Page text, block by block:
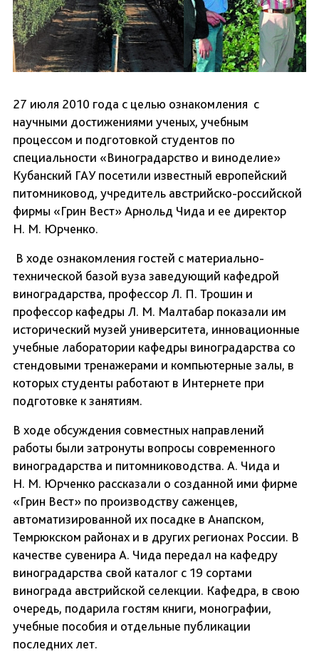
27 июля 2010 года с целью ознакомления с
научными достижениями ученых, учебным
процессом и подготовкой студентов по
специальности «Виноградарство и виноделие»
Кубанский ГАУ посетили известный европейский
питомниковод, учредитель австрийско-российской
фирмы «Грин Вест» Арнольд Чида и ее директор
Н. М. Юрченко.
В ходе ознакомления гостей с материально-
технической базой вуза заведующий кафедрой
виноградарства, профессор Л. П. Трошин и
профессор кафедры Л. М. Малтабар показали им
исторический музей университета, инновационные
учебные лаборатории кафедры виноградарства со
стендовыми тренажерами и компьютерные залы, в
которых студенты работают в Интернете при
подготовке к занятиям.
В ходе обсуждения совместных направлений
работы были затронуты вопросы современного
виноградарства и питомниководства. А. Чида и
Н. М. Юрченко рассказали о созданной ими фирме
«Грин Вест» по производству саженцев,
автоматизированной их посадке в Анапском,
Темрюкском районах и в других регионах России. В
качестве сувенира А. Чида передал на кафедру
виноградарства свой каталог с 19 сортами
винограда австрийской селекции. Кафедра, в свою
очередь, подарила гостям книги, монографии,
учебные пособия и отдельные публикации
последних лет.